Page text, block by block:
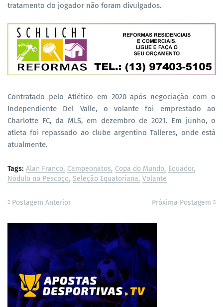
tratamento do jogador não foram divulgados.
Contratado pelo Atlético em 2020 após negociação com o
Independiente Del Valle, o volante foi emprestado ao
Charlotte FC, da MLS, em dezembro de 2021. Em junho, o
atleta foi repassado ao clube argentino Talleres, onde está
atualmente.
Tags: Alan Franco Campeonatos Copa do Mundo Equador
Nódulo no Pescoço Seleção Equatoriana Volante
Postagem Anterior Próxima Postagem